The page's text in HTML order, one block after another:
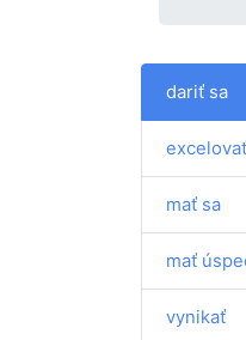
dariť sa
excelovať
mať sa
mať
vynikať